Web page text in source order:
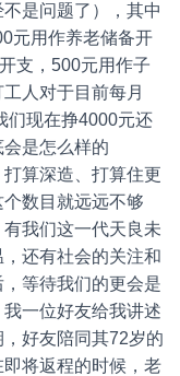
是问题了），其中
元用作养老储备开
支，500元用作子
对于目前每月
们现在挣4000元还
是怎么样的
算深造、打算住更
数目就远远不够
我们这一代天良未
还有社会的关注和
等待我们的更会是
位好友给我讲述
好友陪同其72岁的
将返程的时候，老